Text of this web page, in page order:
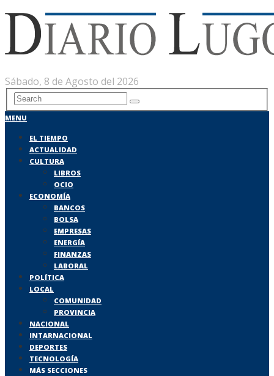
Sábado, 8 de Agosto del 2026
MENU
EL TIEMPO
ACTUALIDAD
CULTURA
LIBROS
OCIO
ECONOMÍA
BANCOS
BOLSA
EMPRESAS
ENERGÍA
FINANZAS
LABORAL
POLÍTICA
LOCAL
COMUNIDAD
PROVINCIA
NACIONAL
INTARNACIONAL
DEPORTES
TECNOLOGÍA
MÁS SECCIONES